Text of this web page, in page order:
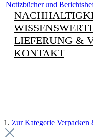
Notizbücher und
LIEFERUNG &
KONTAKT
1. Zur Kategorie Verpacken